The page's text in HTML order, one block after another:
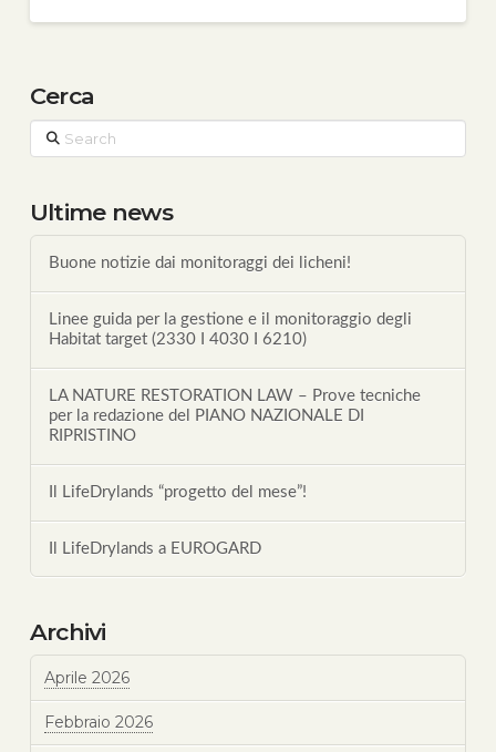
Cerca
Search
Ultime news
Buone notizie dai monitoraggi dei licheni!
Linee guida per la gestione e il monitoraggio degli
Habitat target (2330 I 4030 I 6210)
LA NATURE RESTORATION LAW – Prove tecniche
per la redazione del PIANO NAZIONALE DI
RIPRISTINO
Il LifeDrylands “progetto del mese”!
Il LifeDrylands a EUROGARD
Archivi
Aprile 2026
Febbraio 2026